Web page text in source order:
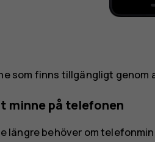
som finns tillgängligt genom
på telefonen
längre behöver om